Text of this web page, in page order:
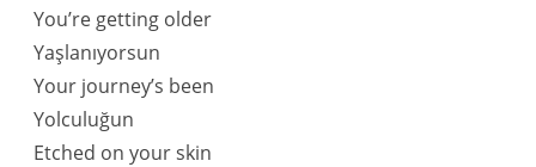
You’re getting older
Yaşlanıyorsun
Your journey’s been
Yolculuğun
Etched on your skin